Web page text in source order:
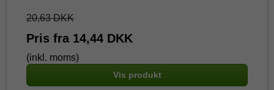
20,63 DKK
Pris fra 14,44 DKK
(inkl. moms)
Vis produkt